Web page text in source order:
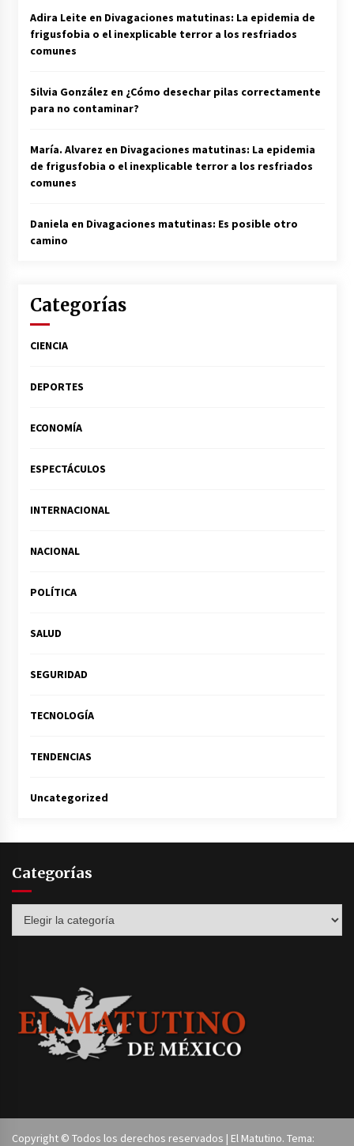
Adira Leite en Divagaciones matutinas: La epidemia de
frigusfobia o el inexplicable terror a los resfriados
comunes
Silvia González en ¿Cómo desechar pilas correctamente
para no contaminar?
María. Alvarez en Divagaciones matutinas: La epidemia
de frigusfobia o el inexplicable terror a los resfriados
comunes
Daniela en Divagaciones matutinas: Es posible otro
camino
Categorías
CIENCIA
DEPORTES
ECONOMÍA
ESPECTÁCULOS
INTERNACIONAL
NACIONAL
POLÍTICA
SALUD
SEGURIDAD
TECNOLOGÍA
TENDENCIAS
Uncategorized
Categorías
Copyright © Todos los derechos reservados | El Matutino. Tema: